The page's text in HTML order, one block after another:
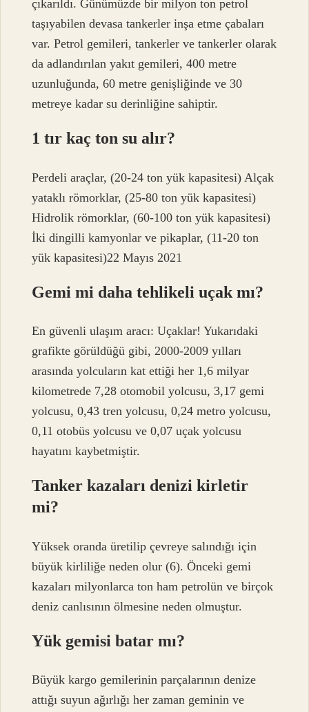
çıkarıldı. Günümüzde bir milyon ton petrol
taşıyabilen devasa tankerler inşa etme çabaları
var. Petrol gemileri, tankerler ve tankerler olarak
da adlandırılan yakıt gemileri, 400 metre
uzunluğunda, 60 metre genişliğinde ve 30
metreye kadar su derinliğine sahiptir.
1 tır kaç ton su alır?
Perdeli araçlar, (20-24 ton yük kapasitesi) Alçak
yataklı römorklar, (25-80 ton yük kapasitesi)
Hidrolik römorklar, (60-100 ton yük kapasitesi)
İki dingilli kamyonlar ve pikaplar, (11-20 ton
yük kapasitesi)22 Mayıs 2021
Gemi mi daha tehlikeli uçak mı?
En güvenli ulaşım aracı: Uçaklar! Yukarıdaki
grafikte görüldüğü gibi, 2000-2009 yılları
arasında yolcuların kat ettiği her 1,6 milyar
kilometrede 7,28 otomobil yolcusu, 3,17 gemi
yolcusu, 0,43 tren yolcusu, 0,24 metro yolcusu,
0,11 otobüs yolcusu ve 0,07 uçak yolcusu
hayatını kaybetmiştir.
Tanker kazaları denizi kirletir
mi?
Yüksek oranda üretilip çevreye salındığı için
büyük kirliliğe neden olur (6). Önceki gemi
kazaları milyonlarca ton ham petrolün ve birçok
deniz canlısının ölmesine neden olmuştur.
Yük gemisi batar mı?
Büyük kargo gemilerinin parçalarının denize
attığı suyun ağırlığı her zaman geminin ve